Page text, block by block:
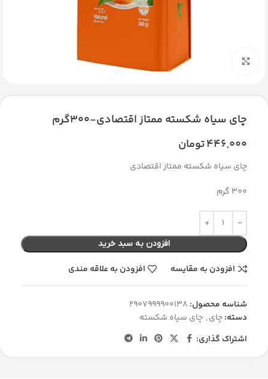
بزرگنمایی تصویر
چای سیاه شکسته ممتاز اقتصادی-300گرم
446,000تومان
چای سیاه شکسته ممتاز اقتصادی
300 گرم
افزودن به سبد خرید
افزودن به مقایسه افزودن به علاقه مندی
شناسه محصول: 2907999900138
دسته:چای, چای سیاه شکسته
اشتراک گذاری: